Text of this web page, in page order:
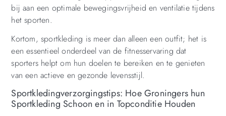
bij aan een optimale bewegingsvrijheid en ventilatie tijdens
het sporten.
Kortom, sportkleding is meer dan alleen een outfit; het is
een essentieel onderdeel van de fitnesservaring dat
sporters helpt om hun doelen te bereiken en te genieten
van een actieve en gezonde levensstijl.
Sportkledingverzorgingstips: Hoe Groningers hun
Sportkleding Schoon en in Topconditie Houden